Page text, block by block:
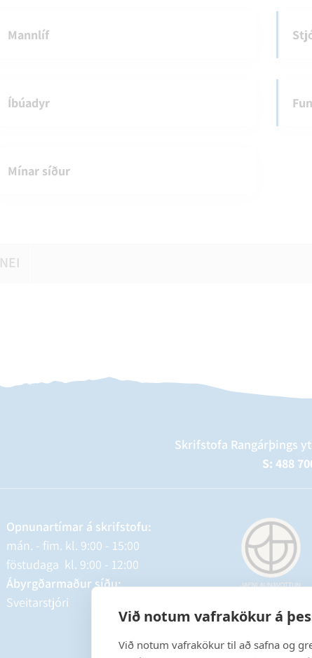
Við notum vafrakökur á
Við notum vafrakökur til að safna og
Mannlíf
Íbúadyr
Mínar síður
NEI
Skrifstofa Rangárþings
S: 488
Opnunartímar á skrifstofu:
mán. - fim. kl. 9:00 - 15:00
föstudaga kl. 9:00 - 12:00
Ábyrgðarmaður síðu:
Sveitarstjóri